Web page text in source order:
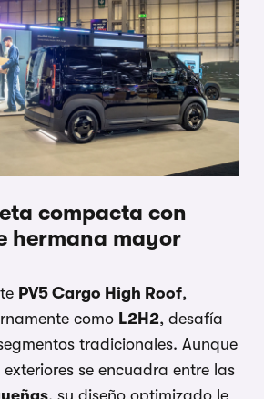
compacta con
hermana mayor
PV5 Cargo High Roof,
como L2H2, desafía
tradicionales. Aunque
se encuadra entre las
, su diseño optimizado le